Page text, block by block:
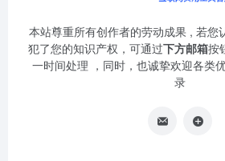
本站尊重所有创作者的劳动成果 , 若您
犯了您的知识产权，可通过下方邮箱按
一时间处理 ，同时，也诚挚欢迎各类
录